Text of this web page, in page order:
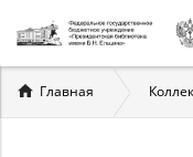
Вы
здесь
Главная